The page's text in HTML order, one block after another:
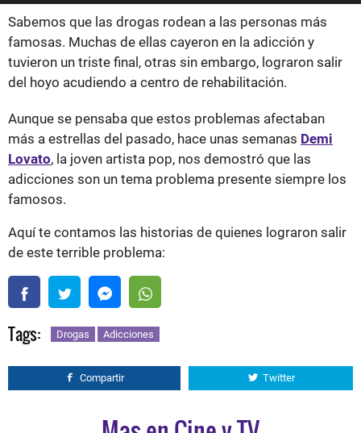
Sabemos que las drogas rodean a las personas más
famosas. Muchas de ellas cayeron en la adicción y
tuvieron un triste final, otras sin embargo, lograron salir
del hoyo acudiendo a centro de rehabilitación.
Aunque se pensaba que estos problemas afectaban
más a estrellas del pasado, hace unas semanas Demi
Lovato, la joven artista pop, nos demostró que las
adicciones son un tema problema presente siempre los
famosos.
Aquí te contamos las historias de quienes lograron salir
de este terrible problema:
Tags: Drogas Adicciones
Compartir Twitter